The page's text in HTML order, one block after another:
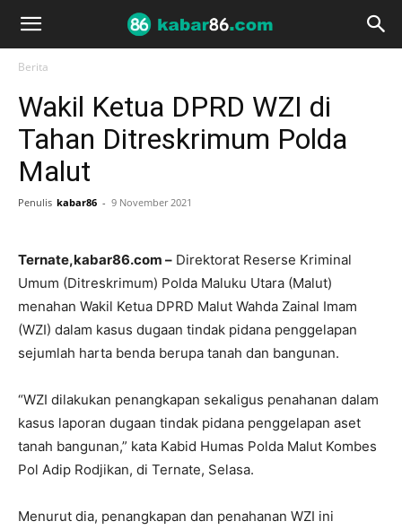
Berita
Wakil Ketua DPRD WZI di
Tahan Ditreskrimum Polda
Malut
Penulis kabar86 - 9 November 2021
Ternate,kabar86.com – Direktorat Reserse Kriminal
Umum (Ditreskrimum) Polda Maluku Utara (Malut)
menahan Wakil Ketua DPRD Malut Wahda Zainal Imam
(WZI) dalam kasus dugaan tindak pidana penggelapan
sejumlah harta benda berupa tanah dan bangunan.
“WZI dilakukan penangkapan sekaligus penahanan dalam
kasus laporan dugaan tindak pidana penggelapan aset
tanah bangunan,” kata Kabid Humas Polda Malut Kombes
Pol Adip Rodjikan, di Ternate, Selasa.
Menurut dia, penangkapan dan penahanan WZI ini